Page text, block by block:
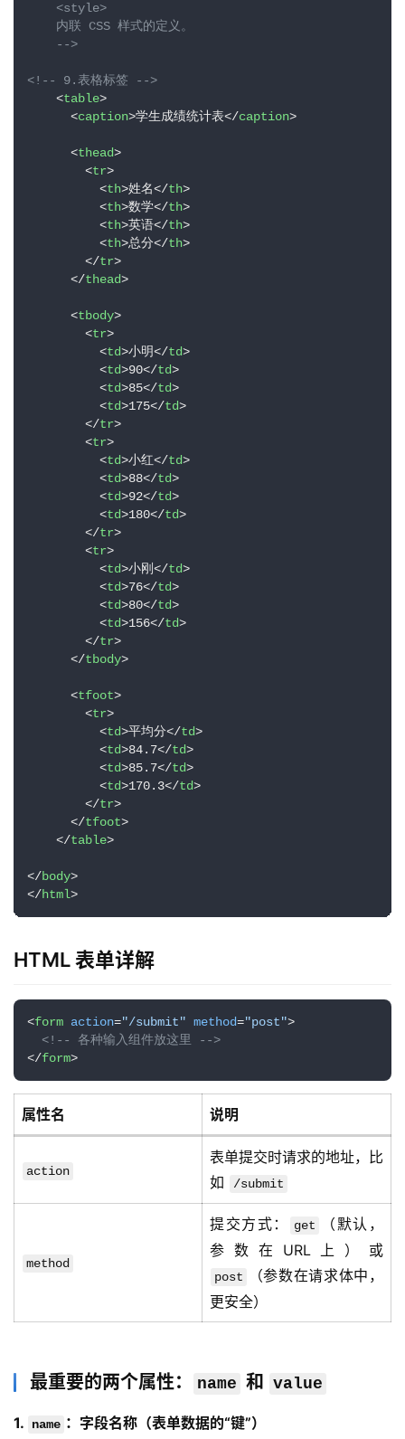
    <style>
    内联 CSS 样式的定义。
    -->
<!-- 9.表格标签 -->
<table>
<caption>学生成绩统计表</caption>
<thead>
<tr>
<th>姓名</th>
<th>数学</th>
<th>英语</th>
<th>总分</th>
</tr>
</thead>
<tbody>
<tr>
<td>小明</td>
<td>90</td>
<td>85</td>
<td>175</td>
</tr>
<tr>
<td>小红</td>
<td>88</td>
<td>92</td>
<td>180</td>
</tr>
<tr>
<td>小刚</td>
<td>76</td>
<td>80</td>
<td>156</td>
</tr>
</tbody>
<tfoot>
<tr>
<td>平均分</td>
<td>84.7</td>
<td>85.7</td>
<td>170.3</td>
</tr>
</tfoot>
</table>
</body>
</html>
HTML 表单详解
<form action="/submit" method="post">
<!-- 各种输入组件放这里 -->
</form>
属性名 说明
action
表单提交时请求的地址，比
如
/submit
method
提交方式： get
（默认，
参数在URL上）或
post
（参数在请求体中，
更安全）
最重要的两个属性： name 和 value
1. name ：字段名称（表单数据的“键”）